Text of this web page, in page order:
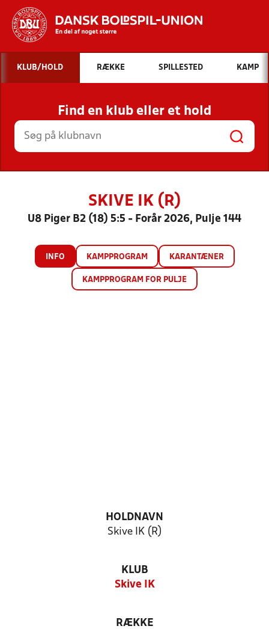
Hvad vil du søge efter?
INDHOLD OG NYHEDER
STILLINGER, RESULTATER, KLUBBER OG
HOLD
KLUB/HOLD RÆKKE SPILLESTED KAMP
Find en klub eller et hold
SKIVE IK (R)
U8 Piger B2 (18) 5:5 - Forår 2026, Pulje 144
INFO KAMPPROGRAM KARANTÆNER
KAMPPROGRAM FOR PULJE
HOLDNAVN
Skive IK (R)
KLUB
Skive IK
RÆKKE